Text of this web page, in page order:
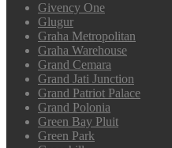
Givency One
Glugur
Graha Metropolitan
Graha Warehouse
Grand Cemara
Grand Jati Junction
Grand Patriot Palace
Grand Polonia
Green Bay Pluit
Green Park